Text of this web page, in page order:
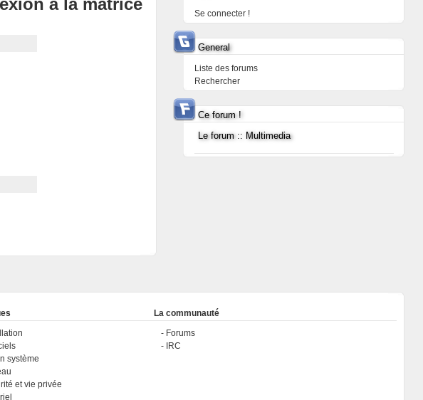
à la matrice Se connecter !
General
Liste des forums
Rechercher
Ce forum !
Le forum :: Multimedia
système
et vie privée
La communauté
Forums
IRC